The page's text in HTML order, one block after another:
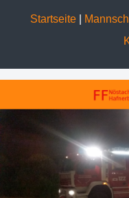
Startseite